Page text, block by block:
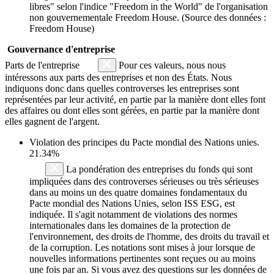
libres" selon l'indice "Freedom in the World" de l'organisation
non gouvernementale Freedom House. (Source des données :
Freedom House)
Gouvernance d'entreprise
Parts de l'entreprise
Pour ces valeurs, nous nous
intéressons aux parts des entreprises et non des États. Nous
indiquons donc dans quelles controverses les entreprises sont
représentées par leur activité, en partie par la manière dont elles font
des affaires ou dont elles sont gérées, en partie par la manière dont
elles gagnent de l'argent.
Violation des principes du Pacte mondial des Nations unies.
21.34%
La pondération des entreprises du fonds qui sont
impliquées dans des controverses sérieuses ou très sérieuses
dans au moins un des quatre domaines fondamentaux du
Pacte mondial des Nations Unies, selon ISS ESG, est
indiquée. Il s'agit notamment de violations des normes
internationales dans les domaines de la protection de
l'environnement, des droits de l'homme, des droits du travail et
de la corruption. Les notations sont mises à jour lorsque de
nouvelles informations pertinentes sont reçues ou au moins
une fois par an. Si vous avez des questions sur les données de